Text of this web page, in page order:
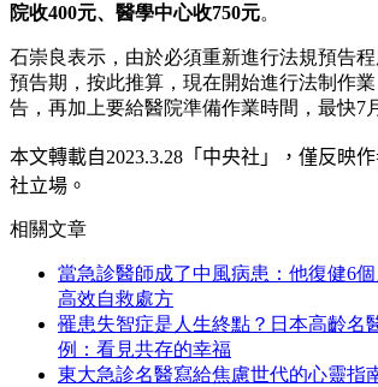
院收400元、醫學中心收750元。
石崇良表示，由於必須重新進行法規預告
預告期，按此推算，現在開始進行法制作
告，再加上要給醫院準備作業時間，最快7
本文轉載自2023.3.28 「中央社」
，僅反映
社立場。
相關文章
當急診醫師成了中風病患：他復健6
高效自救處方
罹患失智症是人生終點？日本高齡名
例：看見共存的幸福
東大急診名醫寫給焦慮世代的心靈指